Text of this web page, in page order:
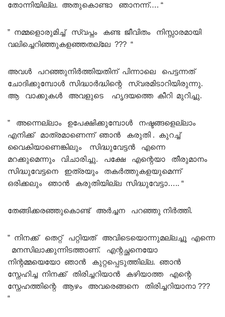
തോന്നിയില്ല. അതുകൊണ്ടാ ഞാനന്ന്…. “
” നമ്മളൊരുമിച്ച് സ്വപ്നം കണ്ട ജീവിതം നിസ്സാരമായി
വലിച്ചെറിഞ്ഞുകളഞ്ഞതല്ലേ ??? “
അവൾ പറഞ്ഞുനിർത്തിയതിന് പിന്നാലെ പെട്ടന്നത്
ചോദിക്കുമ്പോൾ സിദ്ധാർദ്ധിന്റെ സ്വരമിടാറിയിരുന്നു.
ആ വാക്കുകൾ അവളുടെ ഹൃദയത്തെ കീറി മുറിച്ചു.
” അന്നെല്ലാം ഉപേക്ഷിക്കുമ്പോൾ നഷ്ടങ്ങളെല്ലാം
എനിക്ക് മാത്രമാണെന്ന് ഞാൻ കരുതി . കുറച്ച്
വൈകിയാണെങ്കിലും സിദ്ധുവേട്ടൻ എന്നെ
മറക്കുമെന്നും വിചാരിച്ചു. പക്ഷേ എന്റെയാ തീരുമാനം
സിദ്ധുവേട്ടനെ ഇത്രയും തകർത്തുകളയുമെന്ന്
ഒരിക്കലും ഞാൻ കരുതിയില്ല സിദ്ധുവേട്ടാ….. “
തേങ്ങിക്കരഞ്ഞുകൊണ്ട് അർച്ചന പറഞ്ഞു നിർത്തി.
” നിനക്ക് തെറ്റ് പറ്റിയത് അവിടെയൊന്നുമല്ലച്ചൂ എന്നെ
മനസിലാക്കുന്നിടത്താണ്. എന്റച്ഛനെയോ
നിന്റമ്മയെയോ ഞാൻ കുറ്റപ്പെടുത്തില്ല. ഞാൻ
സ്നേഹിച്ച നിനക്ക് തിരിച്ചറിയാൻ കഴിയാത്ത എന്റെ
സ്നേഹത്തിന്റെ ആഴം അവരെങ്ങനെ തിരിച്ചറിയാനാ ???
“